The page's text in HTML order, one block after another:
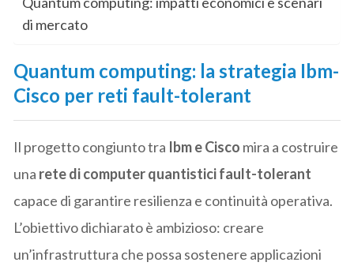
di mercato
Quantum computing: la strategia Ibm-
Cisco per reti fault-tolerant
Il progetto congiunto tra Ibm e Cisco mira a costruire
una rete di computer quantistici fault-tolerant
capace di garantire resilienza e continuità operativa.
L’obiettivo dichiarato è ambizioso: creare
un’infrastruttura che possa sostenere applicazioni